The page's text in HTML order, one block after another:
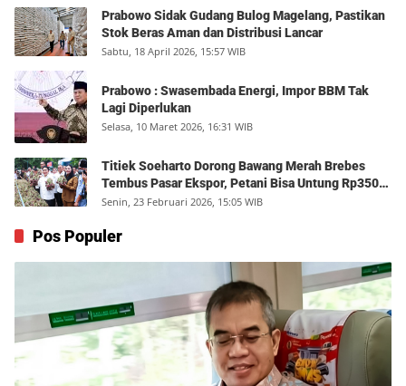
Prabowo Sidak Gudang Bulog Magelang, Pastikan
Stok Beras Aman dan Distribusi Lancar
Sabtu, 18 April 2026, 15:57 WIB
Prabowo : Swasembada Energi, Impor BBM Tak
Lagi Diperlukan
Selasa, 10 Maret 2026, 16:31 WIB
Titiek Soeharto Dorong Bawang Merah Brebes
Tembus Pasar Ekspor, Petani Bisa Untung Rp350
Juta per Hektare
Senin, 23 Februari 2026, 15:05 WIB
Pos Populer